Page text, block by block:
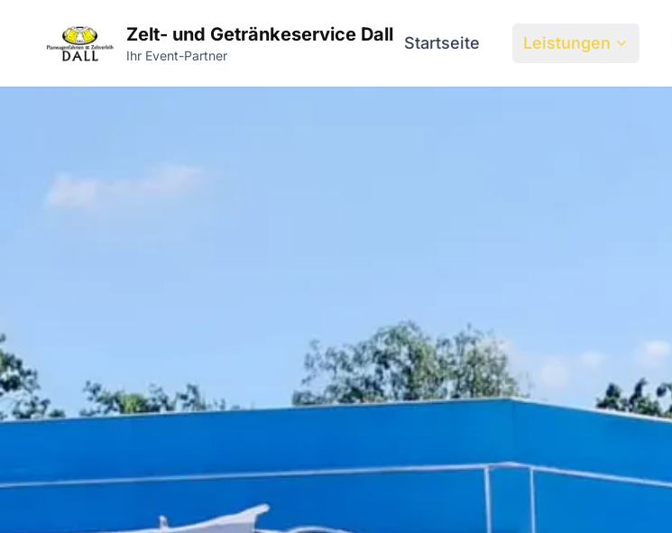
Zelt- und Getränkeservice Dall
Ihr Event-Partner
Startseite Leistungen